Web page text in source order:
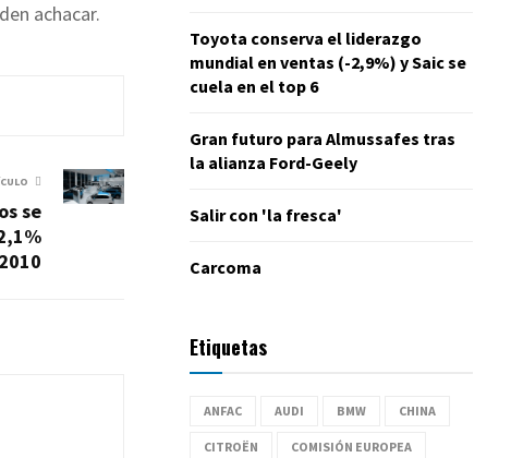
achacar.
se
Toyota conserva el liderazgo
mundial en ventas (-2,9%) y Saic se
cuela en el top 6
Gran futuro para Almussafes tras
la alianza Ford-Geely
Salir con 'la fresca'
Carcoma
Etiquetas
ANFAC AUDI BMW CHINA
CITROËN COMISIÓN EUROPEA